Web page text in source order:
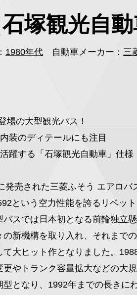
塚観光自動
1980年代 自動車メーカー： 三
場の大型観光バス！
装のディテールにも注目
躍する「石塚観光自動車」仕様
発売された三菱ふそう エアロバ
という空力性能を誇るリベッ
バスでは日本初となる前輪独立
の新機構を取り入れ、それまで
て大ヒット作となりました。
更やトランク容量拡大などの大
型となり、1992年までの長きに